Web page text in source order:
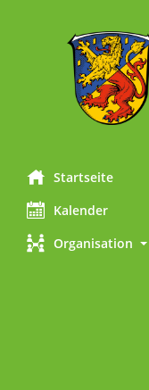
Startseite
Kalender
Organisation